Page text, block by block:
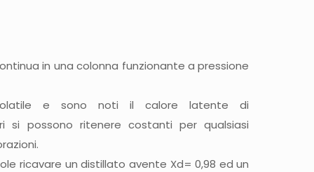
in una colonna funzionante a pressione
e sono noti il calore latente di
si possono ritenere costanti per qualsiasi
ricavare un distillato avente Xd= 0,98 ed un